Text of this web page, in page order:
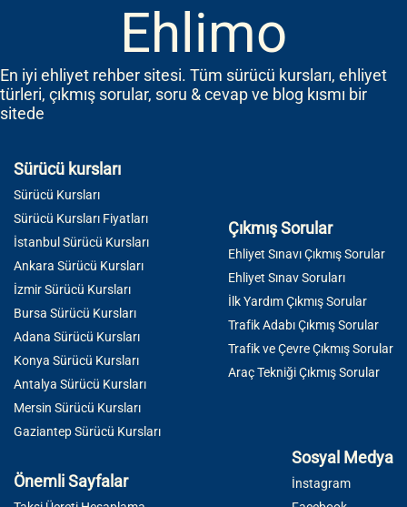
Ehlimo
En iyi ehliyet rehber sitesi. Tüm sürücü kursları, ehliyet
türleri, çıkmış sorular, soru & cevap ve blog kısmı bir
sitede
Sürücü kursları
Sürücü Kursları
Sürücü Kursları Fiyatları
İstanbul Sürücü Kursları
Ankara Sürücü Kursları
İzmir Sürücü Kursları
Bursa Sürücü Kursları
Adana Sürücü Kursları
Konya Sürücü Kursları
Antalya Sürücü Kursları
Mersin Sürücü Kursları
Gaziantep Sürücü Kursları
Çıkmış Sorular
Ehliyet Sınavı Çıkmış Sorular
Ehliyet Sınav Soruları
İlk Yardım Çıkmış Sorular
Trafik Adabı Çıkmış Sorular
Trafik ve Çevre Çıkmış Sorular
Araç Tekniği Çıkmış Sorular
Önemli Sayfalar
Sosyal Medya
İnstagram